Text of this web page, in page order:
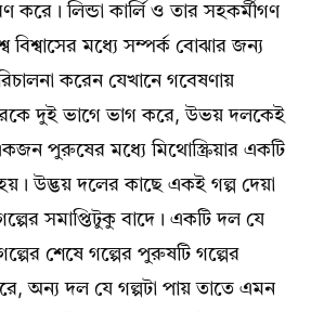
লিন্ডা কার্লি ও তার সহকর্মীগণ
বিশ্বাসের মধ্যে সম্পর্ক বোঝার জন্য
করেন যেখানে গবেষণায়
দুই ভাগে ভাগ করে, উভয় দলকেই
পুরুষের মধ্যে মিথোস্ক্রিয়ার একটি
উদ্ভয় দলের কাছে একই গল্প দেয়া
সমাপ্তিটুকু বাদে। একটি দল যে
শেষে গল্পের পুরুষটি গল্পের
অন্য দল যে গল্পটা পায় তাতে এমন